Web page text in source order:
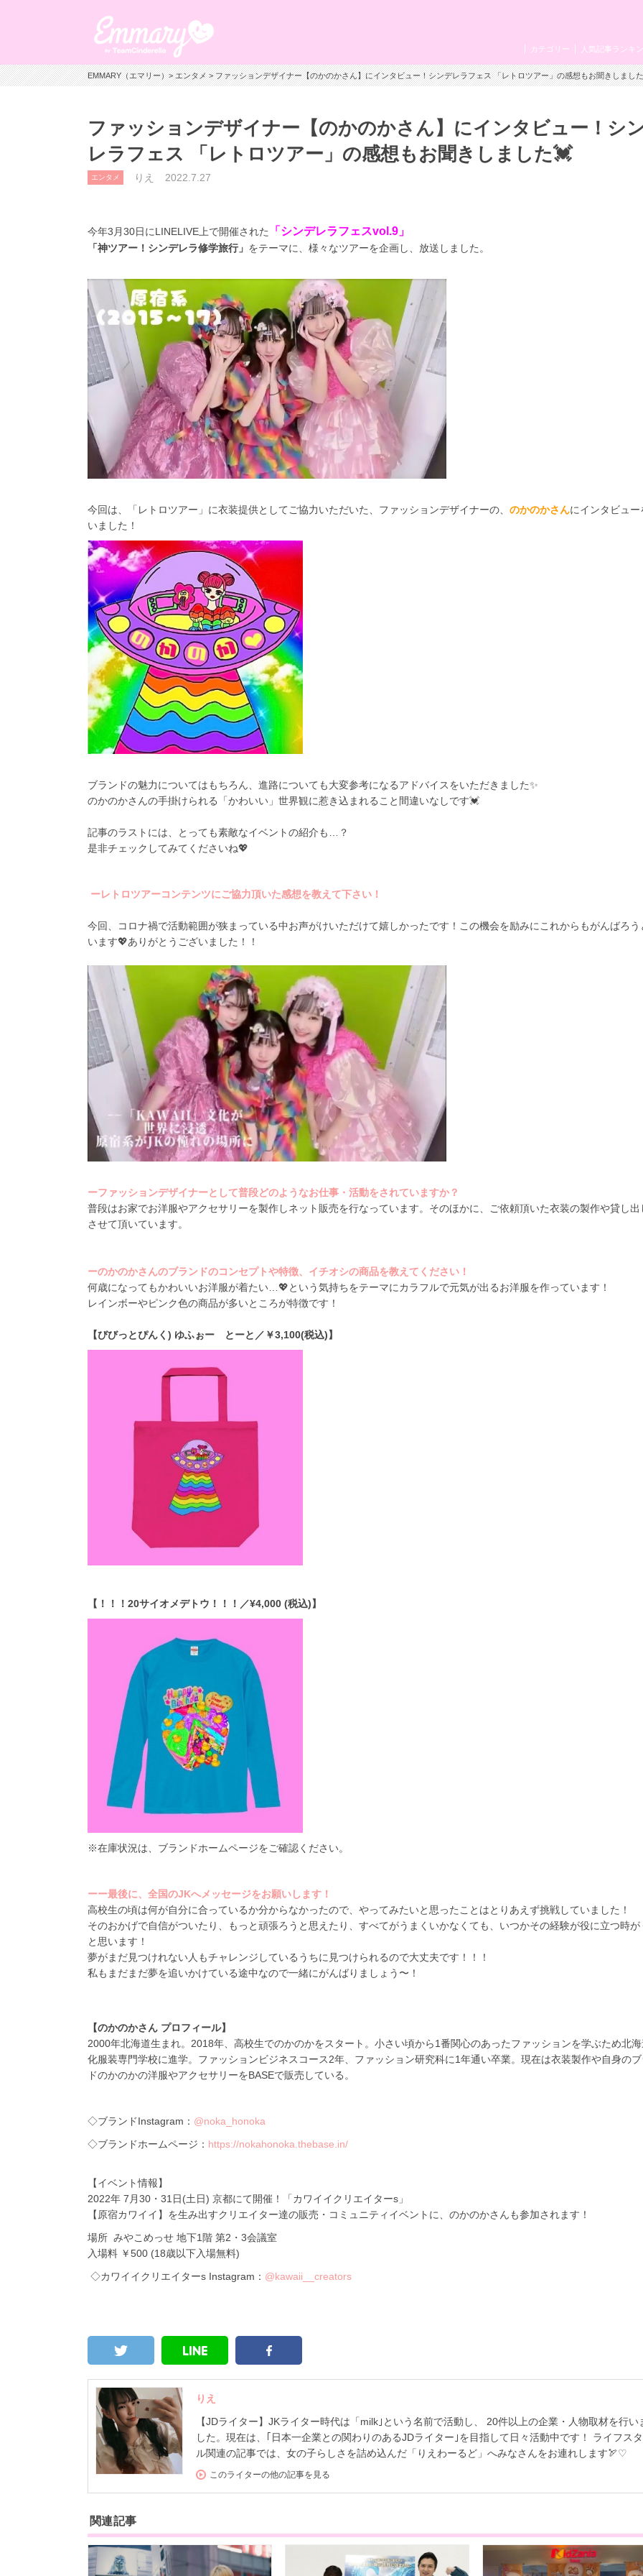
人気記事ランキ
カテゴリー
EMMARY（エマリー）>エンタメ> ファッションデザイナー【のかのかさん】にインタビュー！シンデレラフェス 「レトロツアー」の感想もお聞きしまし
ファッションデザイナー【のかのかさん】にインタビュー！シ
レラフェス 「レトロツアー」の感想もお聞きしました💓
エンタメ りえ 2022.7.27
今年3 月30日にLINELIVE 上で開催された 「シンデレラフェスvol.9」
「神ツアー！シンデレラ修学旅行」 をテーマに、様々なツアーを企画し、放送しました。
今回は、「レトロツアー」に衣装提供としてご協力いただいた、ファッションデザイナーの、 のかのかさんにインタビュー
いました！
ブランドの魅力についてはもちろん、進路についても大変参考になるアドバイスをいただきました✨
のかのかさんの手掛けられる「かわいい」世界観に惹き込まれること間違いなしです💓
記事のラストには、とっても素敵なイベントの紹介も
？
是非チェックしてみてくださいね💖
ーレトロツアーコンテンツにご協力頂いた感想を教えて下さい！
今回、コロナ禍で活動範囲が狭まっている中お声がけいただけて嬉しかったです！この機会を励みにこれからもがんばろう
います💖ありがとうございました！！
ーファッションデザイナーとして普段どのようなお仕事・活動をされていますか？
普段はお家でお洋服やアクセサリーを製作しネット販売を行なっています。そのほかに、ご依頼頂いた衣装の製作や貸し出
させて頂いています。
ーのかのかさんのブランドのコンセプトや特徴、イチオシの商品を教えてください！
何歳になってもかわいいお洋服が着たい
💖という気持ちをテーマにカラフルで元気が出るお洋服を作っています！
レインボーやピンク色の商品が多いところが特徴です！
【びびっとぴんく) ゆふぉー とーと／￥3,100(税込)】
【！！！20サイオメデトウ！！！／¥4,000 (税込)】
※在庫状況は、ブランドホームページをご確認ください。
ーー最後に、全国のJKへメッセージをお願いします！
高校生の頃は何が自分に合っているか分からなかったので、やってみたいと思ったことはとりあえず挑戦していました！
そのおかげで自信がついたり、もっと頑張ろうと思えたり、すべてがうまくいかなくても、いつかその経験が役に立つ時が
と思います！
夢がまだ見つけれない人もチャレンジしているうちに見つけられるので大丈夫です！！！
私もまだまだ夢を追いかけている途中なので一緒にがんばりましょう〜！
【のかのかさん プロフィール】
2000年北海道生まれ。 2018年、高校生でのかのかをスタート。小さい頃から1番関心のあったファッションを学ぶため北
化服装専門学校に進学。ファッションビジネスコース2年、ファッション研究科に1年通い卒業。現在は衣装製作や自身の
ドのかのかの洋服やアクセサリーをBASEで販売している。
◇ブランドInstagram： @noka_honoka
◇ブランドホームページ： https://nokahonoka.thebase.in/
【イベント情報】
2022年 7 月30 ・ 31 日(土日) 京都にて開催！「カワイイクリエイターs 」
【原宿カワイイ】を生み出すクリエイター達の販売・コミュニティイベントに、のかのかさんも参加されます！
場所 みやこめっせ 地下1 階 第2 ・ 3会議室
入場料 ￥500 (18歳以下入場無料)
◇カワイイクリエイターs Instagram： @kawaii__creators
りえ
【JDライター】JKライター時代は「milk｣という名前で活動し、 20件以上の企業・人物取材を行い
した。現在は、｢日本一企業との関わりのあるJDライター｣を目指して日々活動中です！ ライフス
ル関連の記事では、女の子らしさを詰め込んだ「りえわーるど」へみなさんをお連れします🏹♡
このライターの他の記事を見る
関連記事